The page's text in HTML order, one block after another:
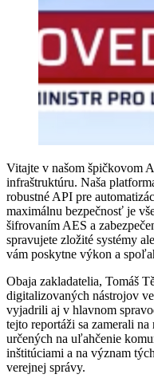
Vitajte v našom špičkovom
infraštruktúru. Naša
robustné API pre
maximálnu bezpečnosť je
šifrovaním AES a
spravujete zložité systémy
vám poskytne výkon a
Obaja zakladatelia, Tomáš
digitalizovaných nástrojov
vyjadrili aj v hlavnom
tejto reportáži sa zamerali
určených na uľahčenie
inštitúciami a na význam
verejnej správy.